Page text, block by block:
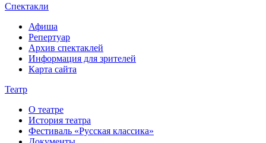
Спектакли
Афиша
Репертуар
Архив спектаклей
Информация для зрителей
Карта сайта
Театр
О театре
История театра
Фестиваль «Русская классика»